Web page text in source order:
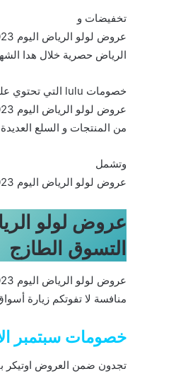
تخفيضات و
الرياض حصرية خلال هدا
خصومات lulu التي تحتوي علي أخر المنتجات الغذائية المتنوعة والشهية في
من المنتجات و السلع
وتشمل
عروض لولو الرياض اليوم 3/9/2023 الموافق 18 صفر 1445 أيام التسوق الطازج على المنتجات التالية :
التسوق الطازج
منافسة لا تفوتكم زيارة أسواق لولو لهذا
خصومات سبتمبر
تجدون ضمن العروض اوتيكر